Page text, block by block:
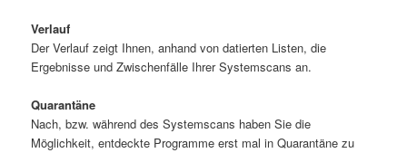
Verlauf
Der Verlauf zeigt Ihnen, anhand von datierten Listen, die
Ergebnisse und Zwischenfälle Ihrer Systemscans an.
Quarantäne
Nach, bzw. während des Systemscans haben Sie die
Möglichkeit, entdeckte Programme erst mal in Quarantäne zu